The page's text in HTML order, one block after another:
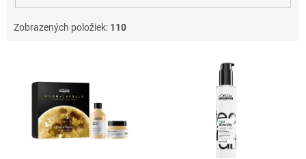
Zobrazených položiek: 110